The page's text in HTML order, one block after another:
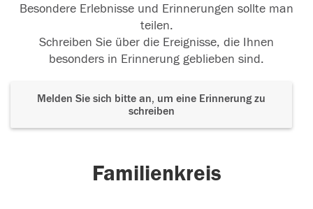
Besondere Erlebnisse und Erinnerungen sollte man
teilen.
Schreiben Sie über die Ereignisse, die Ihnen
besonders in Erinnerung geblieben sind.
Melden Sie sich bitte an, um eine Erinnerung zu
schreiben
Familienkreis